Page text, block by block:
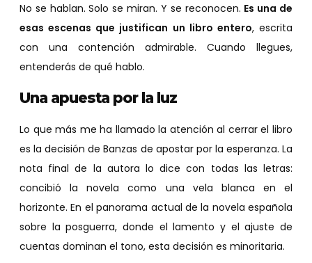
No se hablan. Solo se miran. Y se reconocen. Es una de
esas escenas que justifican un libro entero, escrita
con una contención admirable. Cuando llegues,
entenderás de qué hablo.
Una apuesta por la luz
Lo que más me ha llamado la atención al cerrar el libro
es la decisión de Banzas de apostar por la esperanza. La
nota final de la autora lo dice con todas las letras:
concibió la novela como una vela blanca en el
horizonte. En el panorama actual de la novela española
sobre la posguerra, donde el lamento y el ajuste de
cuentas dominan el tono, esta decisión es minoritaria.